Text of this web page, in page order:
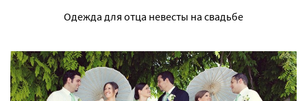
Одежда для отца невесты на свадьбе